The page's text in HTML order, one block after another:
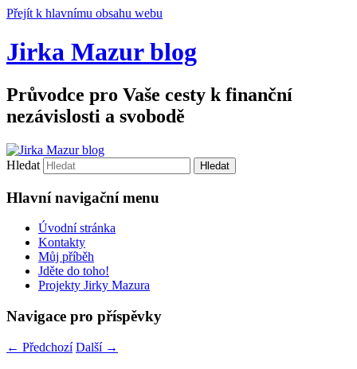
Přejít k hlavnímu obsahu webu
Jirka Mazur blog
Průvodce pro Vaše cesty k finanční
nezávislosti a svobodě
Hledat
Hlavní navigační menu
Úvodní stránka
Kontakty
Můj příběh
Jděte do toho!
Projekty Jirky Mazura
Navigace pro příspěvky
← Předchozí Další →